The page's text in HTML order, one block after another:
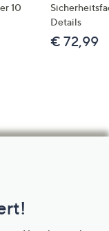
10
Details
€ 72,99